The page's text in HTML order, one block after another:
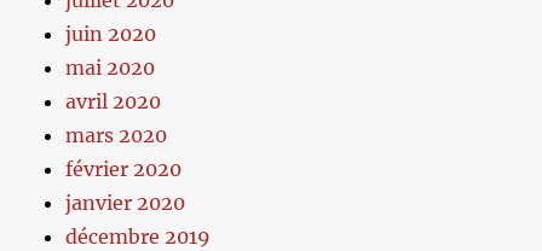
juin 2020
mai 2020
avril 2020
mars 2020
février 2020
janvier 2020
décembre 2019